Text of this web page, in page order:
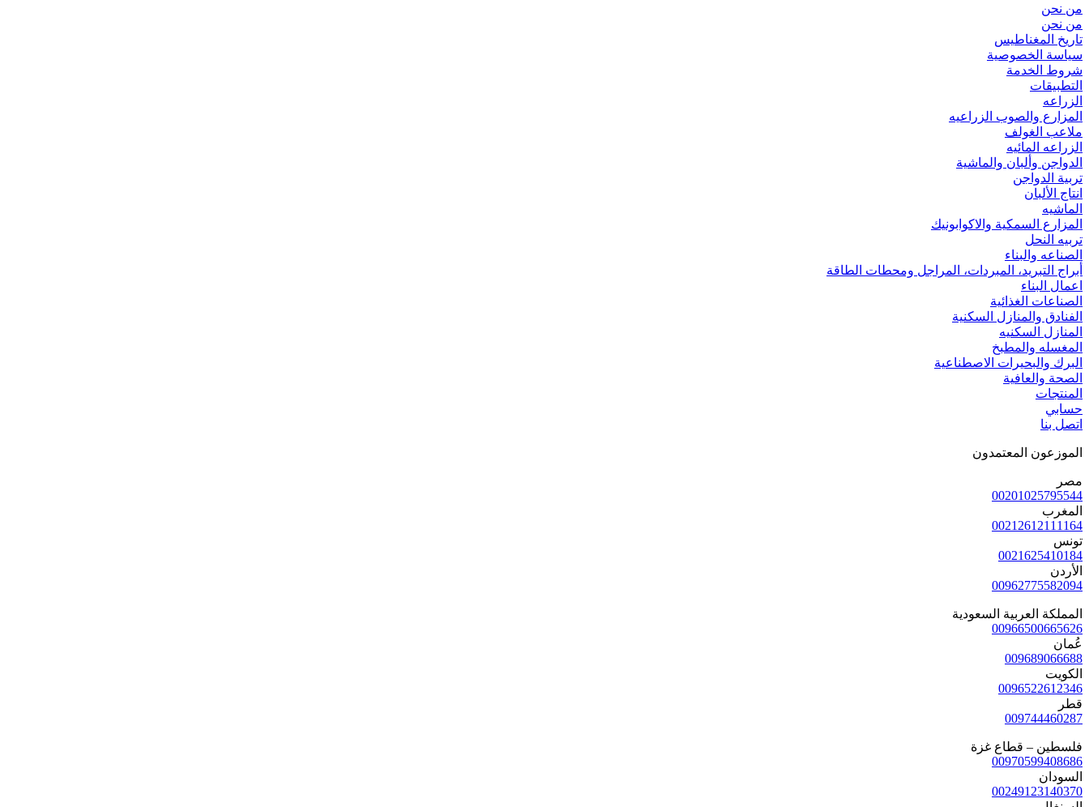
من نحن
من نحن
تاريخ المغناطيس
سياسة الخصوصية
شروط الخدمة
التطبيقات
الزراعه
المزارع والصوب الزراعيه
ملاعب الغولف
الزراعه المائيه
الدواجن وألبان والماشية
تربية الدواجن
انتاج الألبان
الماشيه
المزارع السمكية والاكوابونيك
تربيه النحل
الصناعه والبناء
أبراج التبريد، المبردات، المراجل ومحطات الطاقة
اعمال البناء
الصناعات الغذائية
الفنادق والمنازل السكنية
المنازل السكنيه
المغسله والمطبخ
البرك والبحيرات الاصطناعية
الصحة والعافية
المنتجات
حسابي
اتصل بنا
الموزعون المعتمدون
مصر
00201025795544
المغرب
00212612111164
تونس
0021625410184
الأردن
00962775582094
المملكة العربية السعودية
00966500665626
عُمان
009689066688
الكويت
0096522612346
قطر
009744460287
فلسطين – قطاع غزة
00970599408686
السودان
00249123140370